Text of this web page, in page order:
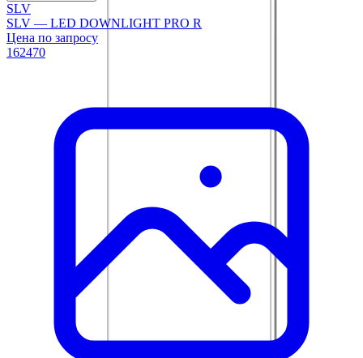
SLV
SLV — LED DOWNLIGHT PRO R
Цена по запросу
162470